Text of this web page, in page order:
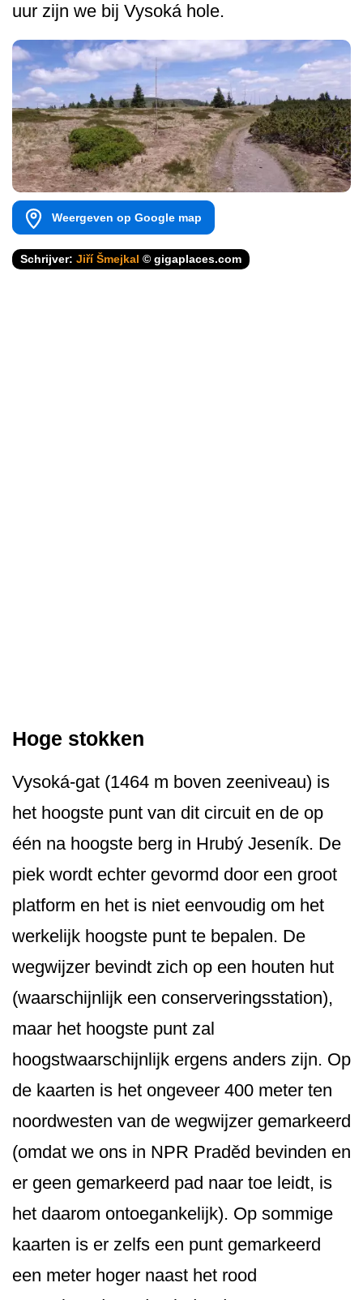
uur zijn we bij Vysoká hole.
Weergeven op Google map
Schrijver: Jiří Šmejkal © gigaplaces.com
Hoge stokken
Vysoká-gat (1464 m boven zeeniveau) is
het hoogste punt van dit circuit en de op
één na hoogste berg in Hrubý Jeseník. De
piek wordt echter gevormd door een groot
platform en het is niet eenvoudig om het
werkelijk hoogste punt te bepalen. De
wegwijzer bevindt zich op een houten hut
(waarschijnlijk een conserveringssta­tion),
maar het hoogste punt zal
hoogstwaarschij­nlijk ergens anders zijn. Op
de kaarten is het ongeveer 400 meter ten
noordwesten van de wegwijzer gemarkeerd
(omdat we ons in NPR Praděd bevinden en
er geen gemarkeerd pad naar toe leidt, is
het daarom ontoegankelijk). Op sommige
kaarten is er zelfs een punt gemarkeerd
een meter hoger naast het rood